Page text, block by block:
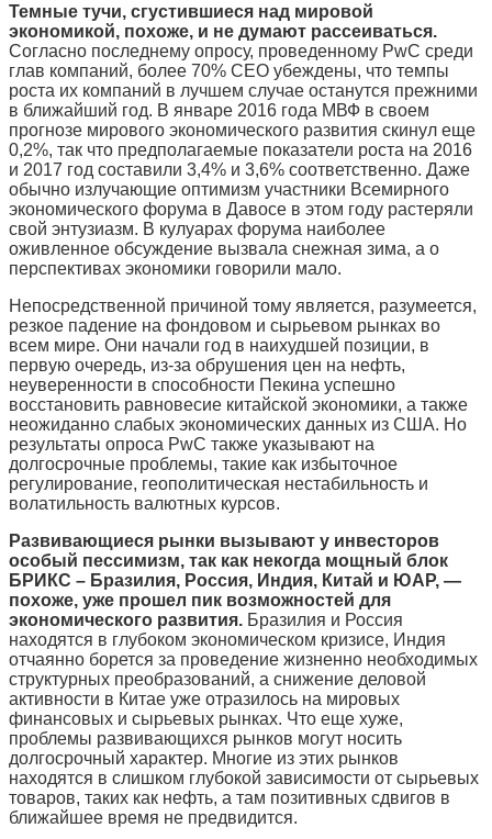
Темные тучи, сгустившиеся над мировой
экономикой, похоже, и не думают рассеиваться.
Согласно последнему опросу, проведенному PwC среди
глав компаний, более 70% СЕО убеждены, что темпы
роста их компаний в лучшем случае останутся прежними
в ближайший год. В январе 2016 года МВФ в своем
прогнозе мирового экономического развития скинул еще
0,2%, так что предполагаемые показатели роста на 2016
и 2017 год составили 3,4% и 3,6% соответственно. Даже
обычно излучающие оптимизм участники Всемирного
экономического форума в Давосе в этом году растеряли
свой энтузиазм. В кулуарах форума наиболее
оживленное обсуждение вызвала снежная зима, а о
перспективах экономики говорили мало.
Непосредственной причиной тому является, разумеется,
резкое падение на фондовом и сырьевом рынках во
всем мире. Они начали год в наихудшей позиции, в
первую очередь, из-за обрушения цен на нефть,
неуверенности в способности Пекина успешно
восстановить равновесие китайской экономики, а также
неожиданно слабых экономических данных из США. Но
результаты опроса PwC также указывают на
долгосрочные проблемы, такие как избыточное
регулирование, геополитическая нестабильность и
волатильность валютных курсов.
Развивающиеся рынки вызывают у инвесторов
особый пессимизм, так как некогда мощный блок
БРИКС – Бразилия, Россия, Индия, Китай и ЮАР, —
похоже, уже прошел пик возможностей для
экономического развития. Бразилия и Россия
находятся в глубоком экономическом кризисе, Индия
отчаянно борется за проведение жизненно необходимых
структурных преобразований, а снижение деловой
активности в Китае уже отразилось на мировых
финансовых и сырьевых рынках. Что еще хуже,
проблемы развивающихся рынков могут носить
долгосрочный характер. Многие из этих рынков
находятся в слишком глубокой зависимости от сырьевых
товаров, таких как нефть, а там позитивных сдвигов в
ближайшее время не предвидится.